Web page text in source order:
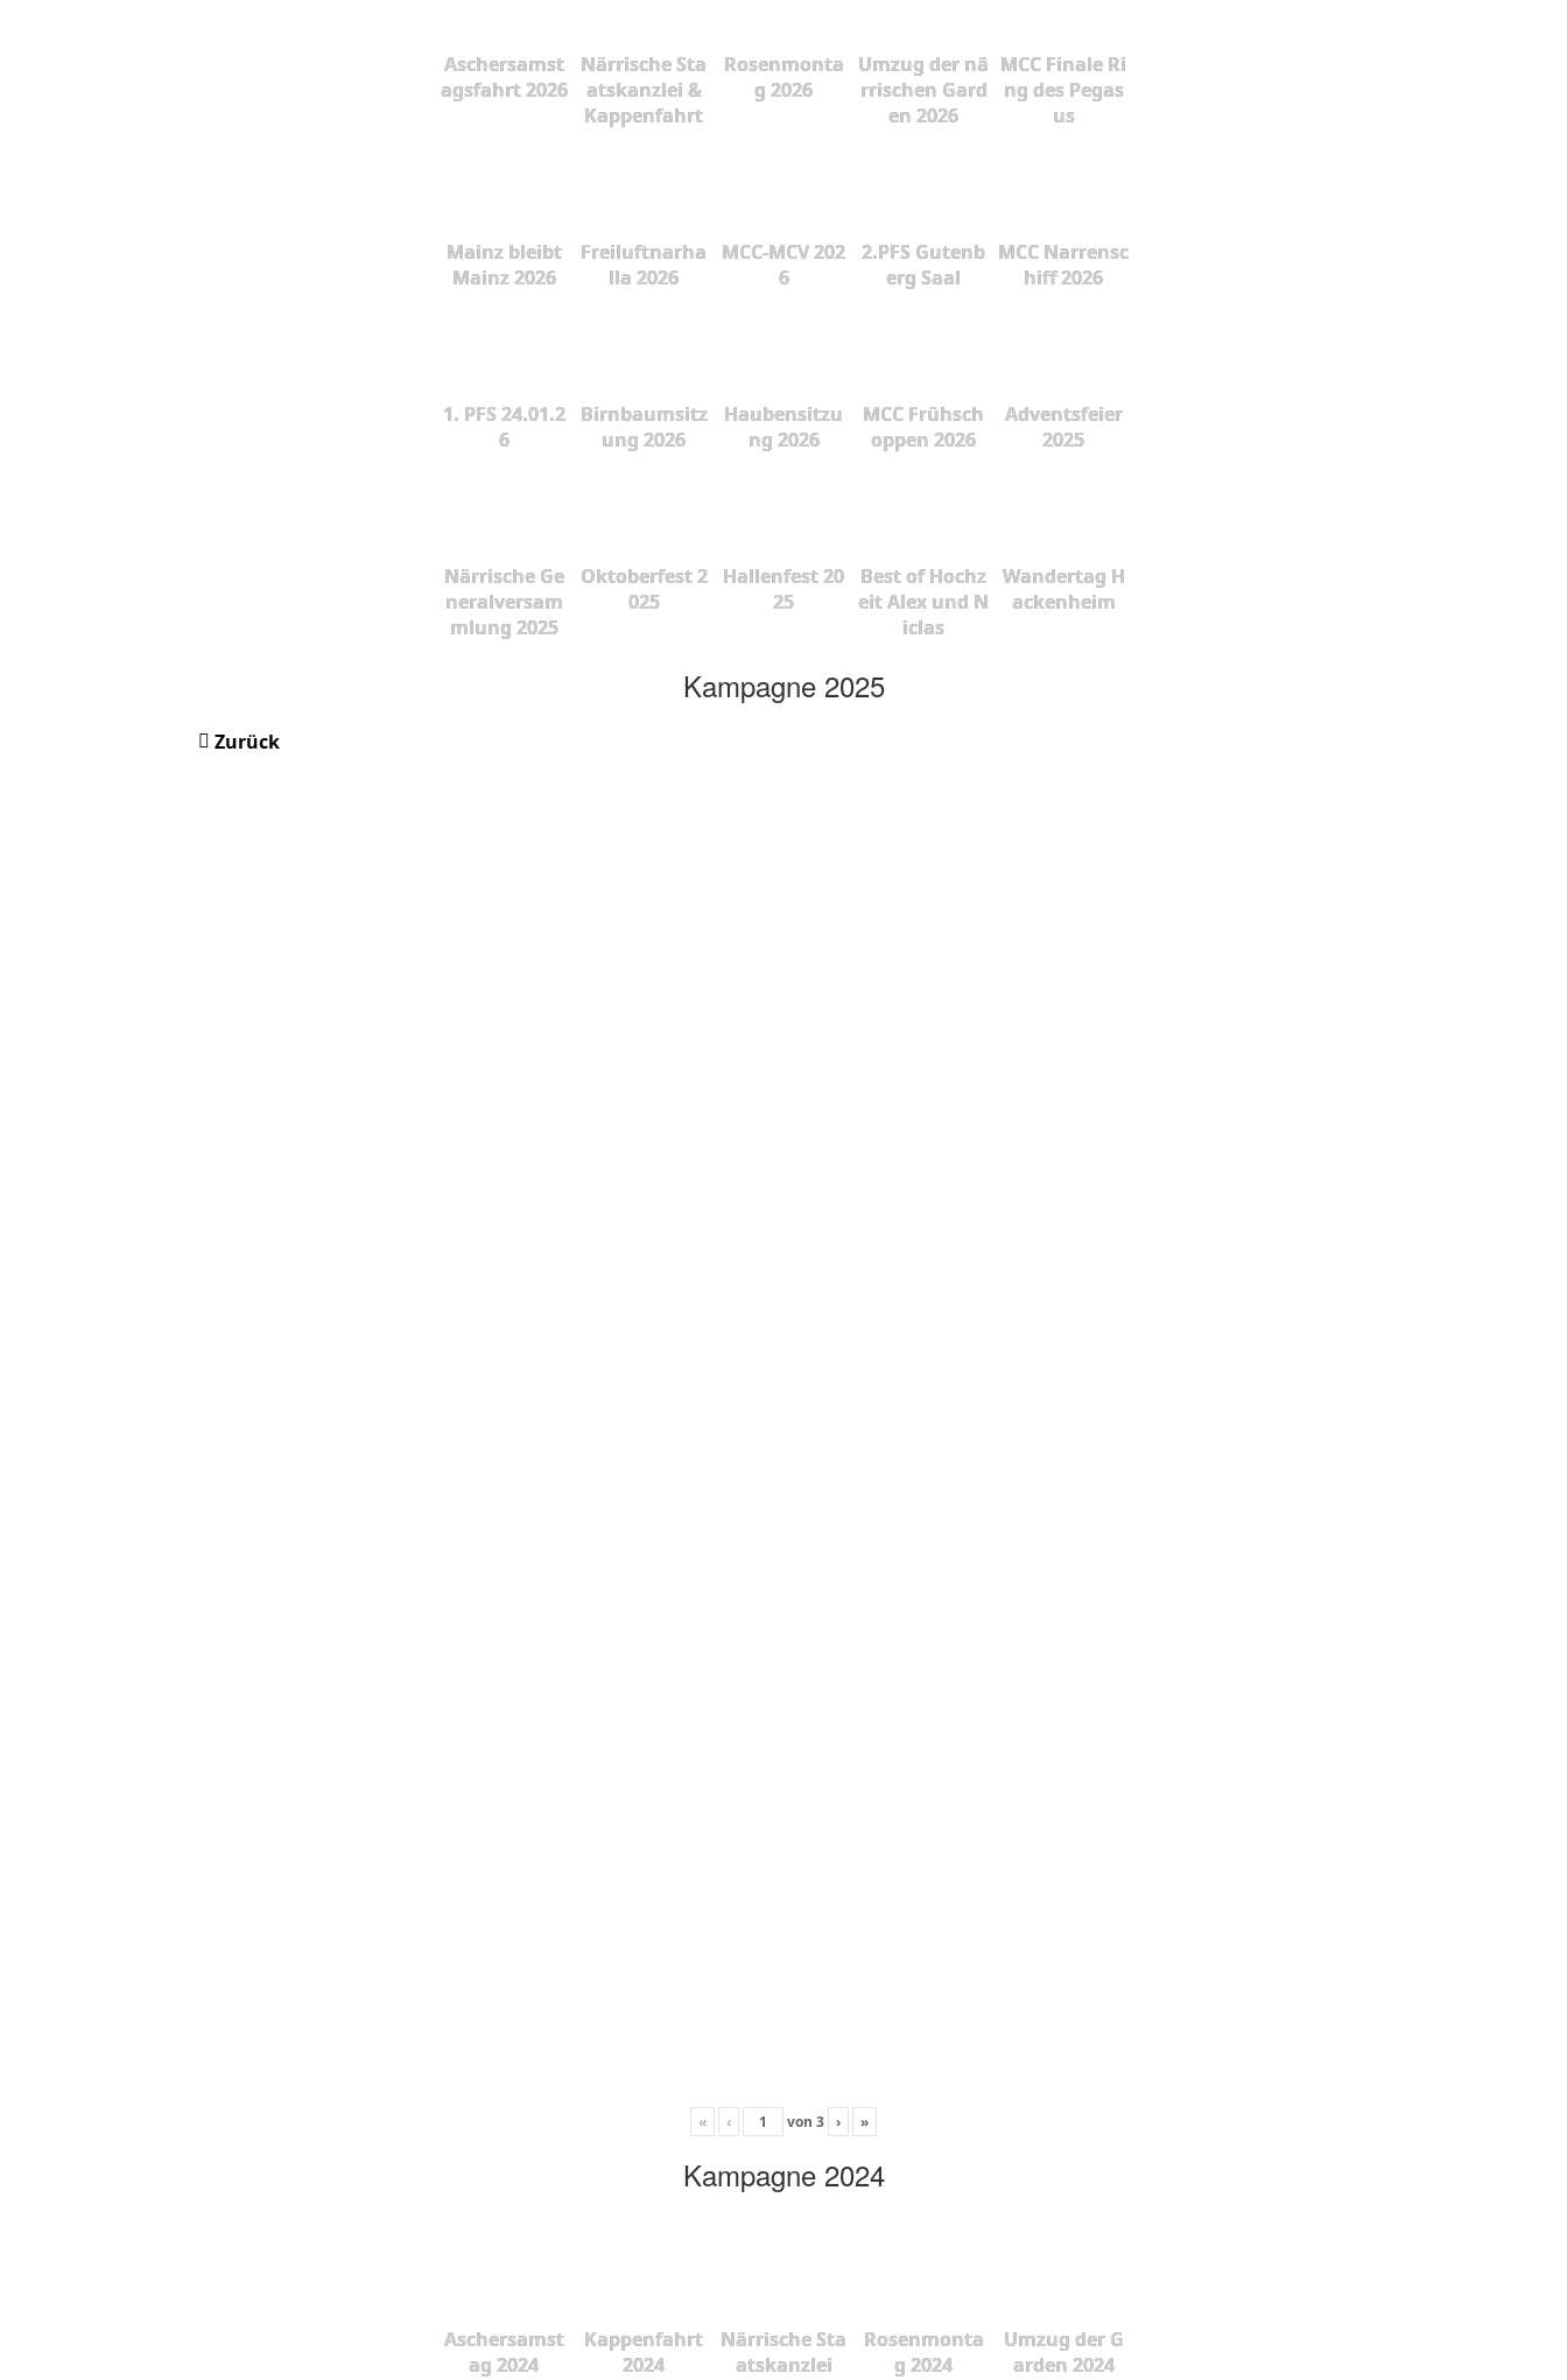
Aschersamst
agsfahrt 2026
Närrische Sta
atskanzlei &
Kappenfahrt
Rosenmonta
g 2026
Umzug der nä
rrischen Gard
en 2026
MCC Finale Ri
ng des Pegas
us
Mainz bleibt
Mainz 2026
Freiluftnarha
lla 2026
MCC-MCV 202
6
2.PFS Gutenb
erg Saal
MCC Narrensc
hiff 2026
1. PFS 24.01.2
6
Birnbaumsitz
ung 2026
Haubensitzu
ng 2026
MCC Frühsch
oppen 2026
Adventsfeier
2025
Närrische Ge
neralversam
mlung 2025
Oktoberfest 2
025
Hallenfest 20
25
Best of Hochz
eit Alex und N
iclas
Wandertag H
ackenheim
Kampagne 2025
Zurück
« ‹ von 3 › »
Kampagne 2024
Aschersamst
ag 2024
Kappenfahrt
2024
Närrische Sta
atskanzlei
Rosenmonta
g 2024
Umzug der G
arden 2024